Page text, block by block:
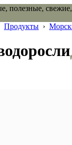
полезные,
Продукты ›